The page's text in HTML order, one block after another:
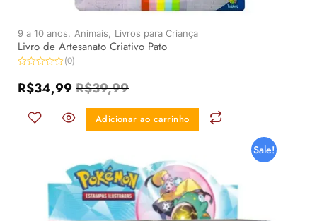
9 a 10 anos, Animais, Livros para Criança
Livro de Artesanato Criativo Pato
0
de
(0)
R$39,99
R$34,99
Adicionar ao carrinho
Sale!